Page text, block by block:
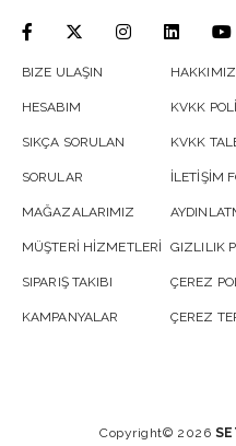
BIZE ULAŞIN
HESABIM
SIKÇA SORULAN
SORULAR
MAĞAZALARIMIZ
MÜŞTERİ HİZMETLERİ
SIPARIŞ TAKIBI
KAMPANYALAR
KVKK
KVKK
İLETİŞİM
GIZLILIK
ÇEREZ
ÇEREZ
Copyright© 2026